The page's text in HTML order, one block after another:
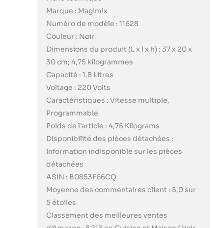
Marque : Magimix
Numéro de modèle : 11628
Couleur : Noir
Dimensions du produit (L x l x h) : 37 x 20 x
30 cm; 4,75 kilogrammes
Capacité : 1,8 Litres
Voltage : 220 Volts
Caractéristiques : Vitesse multiple,
Programmable
Poids de l’article : 4,75 Kilograms
Disponibilité des pièces détachées :
Information indisponible sur les pièces
détachées
ASIN : B0853F66CQ
Moyenne des commentaires client : 5,0 sur
5 étoiles
Classement des meilleures ventes